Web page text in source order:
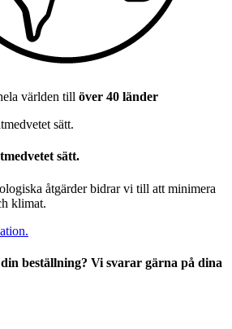
världen till över 40 länder
sätt.
åtgärder bidrar vi till att minimera
klimat.
beställning? Vi svarar gärna på dina